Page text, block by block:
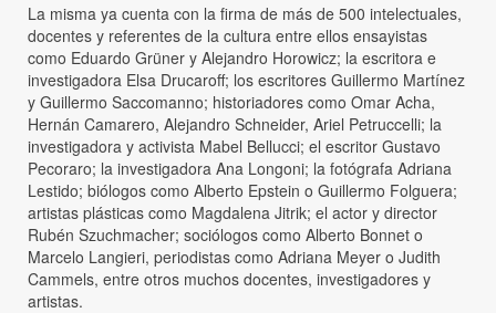
La misma ya cuenta con la firma de más de 500 intelectuales,
docentes y referentes de la cultura entre ellos ensayistas
como Eduardo Grüner y Alejandro Horowicz; la escritora e
investigadora Elsa Drucaroff; los escritores Guillermo Martínez
y Guillermo Saccomanno; historiadores como Omar Acha,
Hernán Camarero, Alejandro Schneider, Ariel Petruccelli; la
investigadora y activista Mabel Bellucci; el escritor Gustavo
Pecoraro; la investigadora Ana Longoni; la fotógrafa Adriana
Lestido; biólogos como Alberto Epstein o Guillermo Folguera;
artistas plásticas como Magdalena Jitrik; el actor y director
Rubén Szuchmacher; sociólogos como Alberto Bonnet o
Marcelo Langieri, periodistas como Adriana Meyer o Judith
Cammels, entre otros muchos docentes, investigadores y
artistas.